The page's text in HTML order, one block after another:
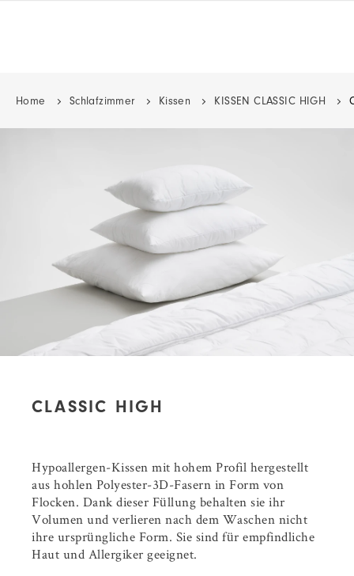
Home Schlafzimmer Kissen KISSEN CLASSIC HIGH
CLASSIC HIGH
Hypoallergen-Kissen mit hohem Profil hergestellt
aus hohlen Polyester-3D-Fasern in Form von
Flocken. Dank dieser Füllung behalten sie ihr
Volumen und verlieren nach dem Waschen nicht
ihre ursprüngliche Form. Sie sind für empfindliche
Haut und Allergiker geeignet.